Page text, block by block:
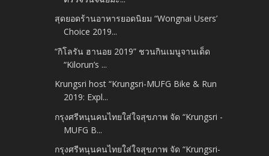
สุดยอดร้านอาหารยอดนิยม “Wongnai Users’
Choice 2019...
“กิโลรัน ฮานอย 2019” ชวนกินเมนูจานเด็ด
“Kilorun’s ...
Krungsri host “Krungsri-MUFG Bike & Run
2019: Expl...
กรุงศรีหนุนคนไทยใส่ใจสุขภาพ จัด “Krungsri -
MUFG B...
กรุงศรีหนุนคนไทยใส่ใจสุขภาพ จัด “Krungsri-